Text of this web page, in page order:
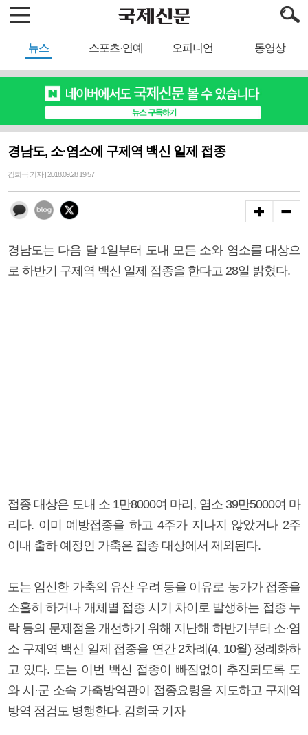
뉴스 스포츠·연예 오피니언 동영상
경남도, 소·염소에 구제역 백신 일제 접종
김희국 기자 | 2018.09.28 19:57
경남도는 다음 달 1일부터 도내 모든 소와 염소를 대상으
로 하반기 구제역 백신 일제 접종을 한다고 28일 밝혔다.
접종 대상은 도내 소 1만8000여 마리, 염소 39만5000여 마
리다. 이미 예방접종을 하고 4주가 지나지 않았거나 2주
이내 출하 예정인 가축은 접종 대상에서 제외된다.
도는 임신한 가축의 유산 우려 등을 이유로 농가가 접종을
소홀히 하거나 개체별 접종 시기 차이로 발생하는 접종 누
락 등의 문제점을 개선하기 위해 지난해 하반기부터 소·염
소 구제역 백신 일제 접종을 연간 2차례(4, 10월) 정례화하
고 있다. 도는 이번 백신 접종이 빠짐없이 추진되도록 도
와 시·군 소속 가축방역관이 접종요령을 지도하고 구제역
방역 점검도 병행한다. 김희국 기자